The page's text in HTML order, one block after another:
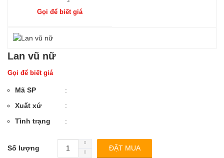
may mắn
Gọi để biết giá
Lan vũ nữ
Gọi để biết giá
Mã SP
:
Xuất xứ
:
Tình trạng
:
Số lượng